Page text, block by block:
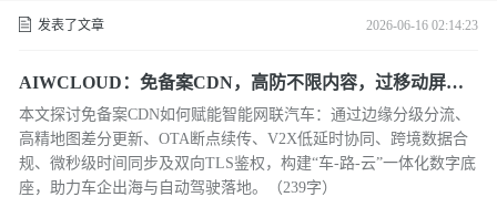
发表了文章 2026-06-16 02:14:23
AIWCLOUD：免备案CDN，高防不限内容，过移动屏蔽
在车联网与自动驾驶数据流下
本文探讨免备案CDN如何赋能智能网联汽车：通过边缘分级分流、
高精地图差分更新、OTA断点续传、V2X低延时协同、跨境数据合
规、微秒级时间同步及双向TLS鉴权，构建“车-路-云”一体化数字底
座，助力车企出海与自动驾驶落地。（239字）